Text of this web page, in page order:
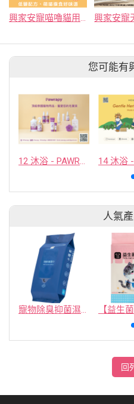
您可能有
12 沐浴 - PAWRAPY GLOBAL CO., LTD.
人氣
寵物除臭抑菌濕紙巾／30抽／無味【4包100】
回